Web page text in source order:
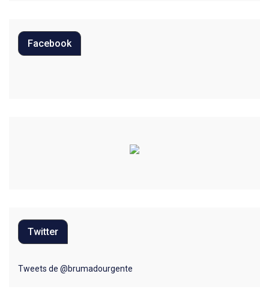
Editoriais
Mundo
Facebook
Twitter
Tweets de @brumadourgente